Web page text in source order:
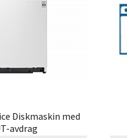
Diskmaskin med
avdrag